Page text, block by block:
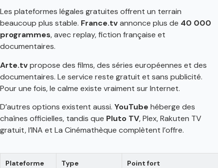
Les plateformes légales gratuites offrent un terrain
beaucoup plus stable. France.tvannonce plus de 40 000
programmes, avec replay, fiction française et
documentaires.
Arte.tvpropose des films, des séries européennes et des
documentaires. Le service reste gratuit et sans publicité.
Pour une fois, le calme existe vraiment sur Internet.
D’autres options existent aussi. YouTube héberge des
chaînes officielles, tandis que Pluto TV, Plex, Rakuten TV
gratuit, l’INA et La Cinémathèque complètent l’offre.
Plateforme Type Point fort